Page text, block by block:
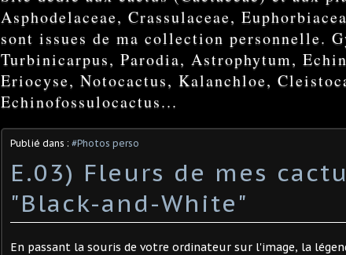
Asphodelaceae, Crassulaceae,
sont issues de ma collection personnelle.
Turbinicarpus, Parodia, Astrophytum,
Eriocyse, Notocactus, Kalanchloe,
Echinofossulocactus...
Publié dans : #Photos perso
E.03) Fleurs de mes
"Black-and-White"
En passant la souris de votre ordinateur sur l'image, la